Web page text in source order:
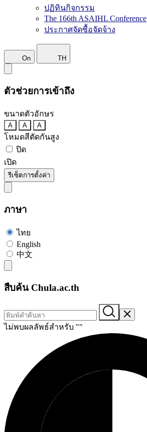
ปฏิทินกิจกรรม
The 166th ASAIHL Conference
ประกาศจัดซื้อจัดจ้าง
On TH
ตัวช่วยการเข้าถึง
ขนาดตัวอักษร
A A A
โหมดสีตัดกันสูง
ปิด
เปิด
รีเซ็ตการตั้งค่า
ภาษา
ไทย
English
中文
สืบค้น Chula.ac.th
ไม่พบผลลัพธ์สำหรับ ""